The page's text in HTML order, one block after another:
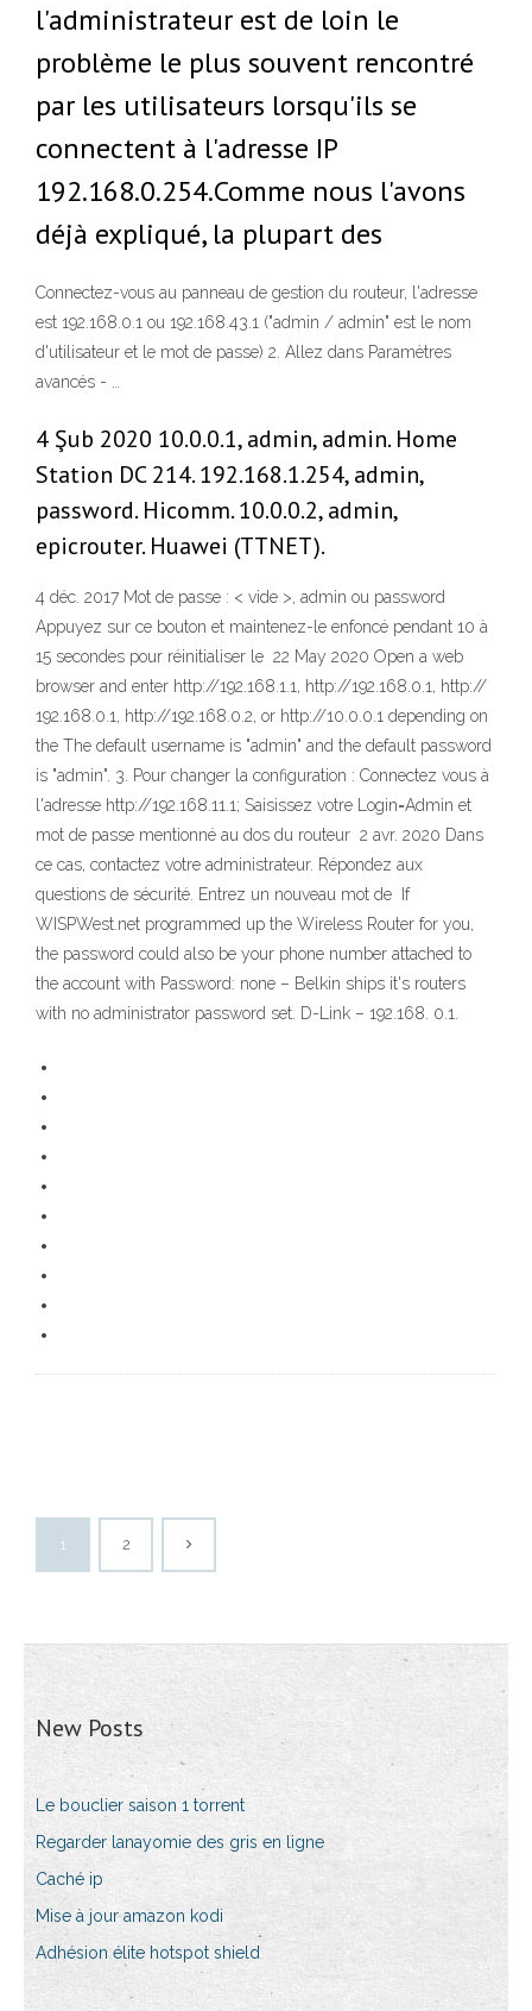
l'administrateur est de loin le
problème le plus souvent rencontré
par les utilisateurs lorsqu'ils se
connectent à l'adresse IP
192.168.0.254.Comme nous l'avons
déjà expliqué, la plupart des
Connectez-vous au panneau de gestion du routeur, l'adresse
est 192.168.0.1 ou 192.168.43.1 ("admin / admin" est le nom
d'utilisateur et le mot de passe) 2. Allez dans Paramètres
avancés - …
4 Şub 2020 10.0.0.1, admin, admin. Home
Station DC 214. 192.168.1.254, admin,
password. Hicomm. 10.0.0.2, admin,
epicrouter. Huawei (TTNET).
4 déc. 2017 Mot de passe : < vide >, admin ou password
Appuyez sur ce bouton et maintenez-le enfoncé pendant 10 à
15 secondes pour réinitialiser le 22 May 2020 Open a web
browser and enter http://192.168.1.1, http://192.168.0.1, http://
192.168.0.1, http://192.168.0.2, or http://10.0.0.1 depending on
the The default username is "admin" and the default password
is "admin". 3. Pour changer la configuration : Connectez vous à
l'adresse http://192.168.11.1; Saisissez votre Login=Admin et
mot de passe mentionné au dos du routeur 2 avr. 2020 Dans
ce cas, contactez votre administrateur. Répondez aux
questions de sécurité. Entrez un nouveau mot de If
WISPWest.net programmed up the Wireless Router for you,
the password could also be your phone number attached to
the account with Password: none – Belkin ships it's routers
with no administrator password set. D-Link – 192.168. 0.1.
1 2
New Posts
Le bouclier saison 1 torrent
Regarder lanayomie des gris en ligne
Caché ip
Mise à jour amazon kodi
Adhésion élite hotspot shield